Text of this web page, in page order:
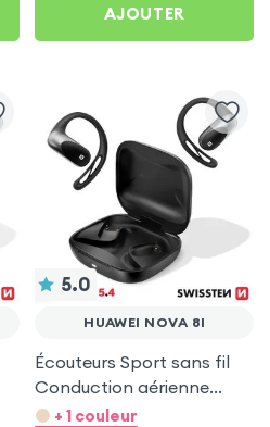
AJOUTER
5.0
HUAWEI NOVA 8I
Écouteurs Sport sans fil
Conduction aérienne
Swissten Run Noir pour
+ 1 couleur